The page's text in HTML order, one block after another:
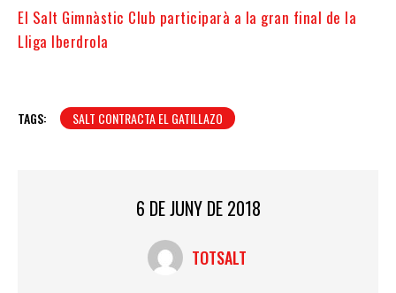
El Salt Gimnàstic Club participarà a la gran final de la
Lliga Iberdrola
TAGS: SALT CONTRACTA EL GATILLAZO
6 DE JUNY DE 2018
TOTSALT